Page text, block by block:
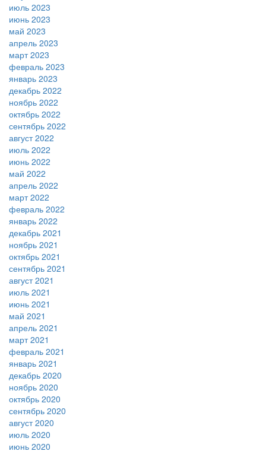
июль 2023
июнь 2023
май 2023
апрель 2023
март 2023
февраль 2023
январь 2023
декабрь 2022
ноябрь 2022
октябрь 2022
сентябрь 2022
август 2022
июль 2022
июнь 2022
май 2022
апрель 2022
март 2022
февраль 2022
январь 2022
декабрь 2021
ноябрь 2021
октябрь 2021
сентябрь 2021
август 2021
июль 2021
июнь 2021
май 2021
апрель 2021
март 2021
февраль 2021
январь 2021
декабрь 2020
ноябрь 2020
октябрь 2020
сентябрь 2020
август 2020
июль 2020
июнь 2020